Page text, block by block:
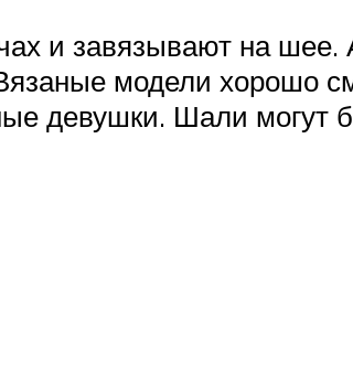
и завязывают на шее.
модели хорошо
девушки. Шали могут